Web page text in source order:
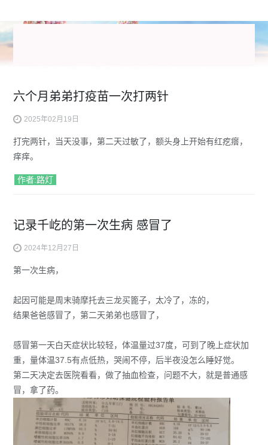
六个月弟弟打疫苗一次打两针
2025年02月19日
打完两针，当天没事，第二天过敏了，额头身上开始有红疙瘩，
痒痒。
作者:路灯
记录千屹的第一次生病 感冒了
2024年12月27日
第一次生病，
起因可能是周末骑摩托去三龙买篦子，太冷了，冻的，
结果爸爸感冒了，第二天弟弟也感冒了，
感冒第一天白天症状比较轻，体温量过37度，可到了晚上症状加
重，量体温37.5有点低热，哭闹不停，后半夜没怎么睡好觉。
第二天决定去医院看看，做了抽血检查，问题不大，就是普通感
冒，拿了药。